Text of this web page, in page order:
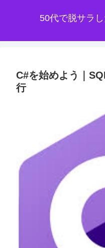
50代で脱サラ
C#を始めよう｜
行